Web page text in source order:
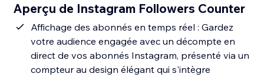
Aperçu de Instagram Followers Counter
Affichage des abonnés en temps réel : Gardez
votre audience engagée avec un décompte en
direct de vos abonnés Instagram, présenté via un
compteur au design élégant qui s'intègre